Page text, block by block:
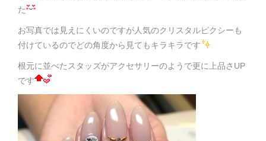
た
お写真では見えにくいのですが人気のクリスタルピクシーも
付けているのでどの角度から見てもキラキラです
根元に並べたスタッズがアクセサリーのようで更に上品さUP
です